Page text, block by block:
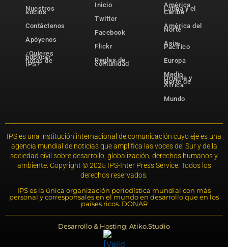
Nuestros
socios
Contáctenos
Apóyenos
¿Quieres
publicar
notas de
IPS?
Inicio
Twitter
Facebook
Flickr
Reglas de
comunidad
América
Latina y el
Caribe
América del
Norte
Asia-
Pacífico
Europa
Medio
Oriente y
Norte de
África
Mundo
IPS es una institución internacional de comunicación cuyo eje es una
agencia mundial de noticias que amplifica las voces del Sur y de la
sociedad civil sobre desarrollo, globalización, derechos humanos y
ambiente. Copyright © 2025 IPS-Inter Press Service. Todos los
derechos reservados.
IPS es la única organización periodística mundial con más
personal y corresponsales en el mundo en desarrollo que en los
países ricos. DONAR
Desarrollo & Hosting: Atiko.Studio